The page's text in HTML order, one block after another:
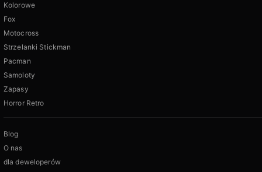
Kolorowe
Fox
Motocross
Strzelanki Stickman
Pacman
Samoloty
Zapasy
Horror Retro
Blog
O nas
dla deweloperów